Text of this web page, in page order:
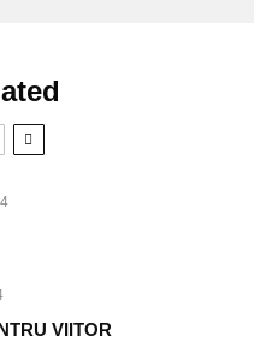
VIITOR